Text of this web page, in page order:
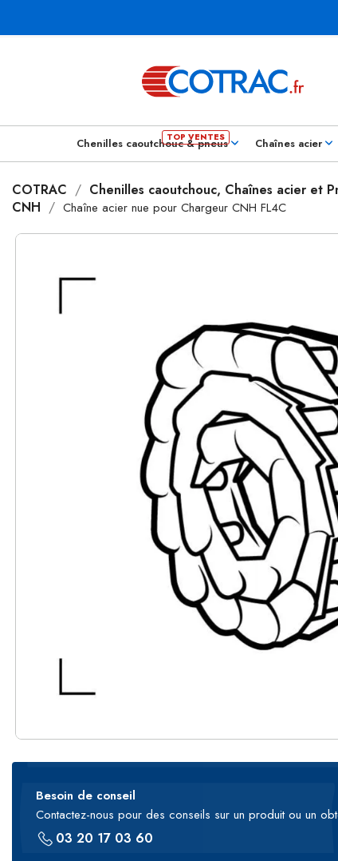
Chenilles caoutchouc & pneus Chaînes acier
COTRAC Chenilles caoutchouc, Chaînes acier et
CNH
Chaîne acier nue pour Chargeur CNH FL4C
Besoin de conseil
Contactez-nous pour des conseils sur un produit ou un
03 20 17 03 60